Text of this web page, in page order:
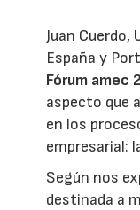
Juan Cuerdo,
España y
Fórum amec
aspecto que
en los
empresarial:
Según nos
destinada a